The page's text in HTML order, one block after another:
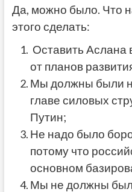
Да, можно было. Что
этого сделать:
Оставить Аслана
от планов
Мы должны были
главе силовых
Путин;
Не надо было
потому что
основном
Мы не должны